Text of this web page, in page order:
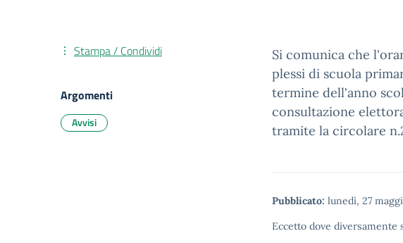
Si comunica che
plessi di scuola
termine dell'anno
consultazione
tramite la circolare
Pubblicato: lunedì, 27
Eccetto dove diversamente
Stampa / Condividi
Argomenti
Avvisi